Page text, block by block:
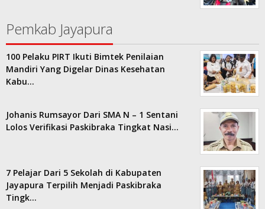
Pemkab Jayapura
100 Pelaku PIRT Ikuti Bimtek Penilaian
Mandiri Yang Digelar Dinas Kesehatan
Kabu…
Johanis Rumsayor Dari SMA N – 1 Sentani
Lolos Verifikasi Paskibraka Tingkat Nasi…
7 Pelajar Dari 5 Sekolah di Kabupaten
Jayapura Terpilih Menjadi Paskibraka
Tingk…